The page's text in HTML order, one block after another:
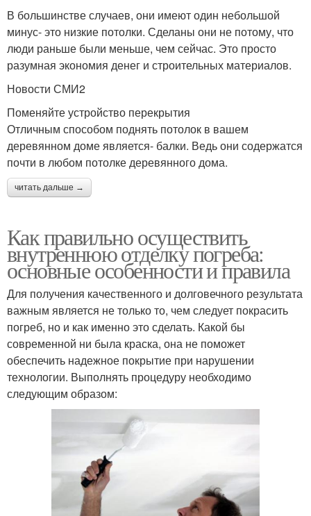
В большинстве случаев, они имеют один небольшой
минус- это низкие потолки. Сделаны они не потому, что
люди раньше были меньше, чем сейчас. Это просто
разумная экономия денег и строительных материалов.
Новости СМИ2
Поменяйте устройство перекрытия
Отличным способом поднять потолок в вашем
деревянном доме является- балки. Ведь они содержатся
почти в любом потолке деревянного дома.
читать дальше →
Как правильно осуществить
внутреннюю отделку погреба:
основные особенности и правила
Для получения качественного и долговечного результата
важным является не только то, чем следует покрасить
погреб, но и как именно это сделать. Какой бы
современной ни была краска, она не поможет
обеспечить надежное покрытие при нарушении
технологии. Выполнять процедуру необходимо
следующим образом: